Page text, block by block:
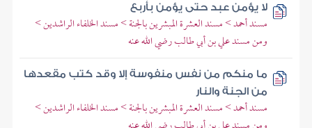
لا يؤمن عبد حتى يؤمن بأربع
مسند أحمد > مسند العشرة المبشرين بالجنة > مسند الخلفاء الراشدين >
ومن مسند علي بن أبي طالب رضي الله عنه
ما منكم من نفس منفوسة إلا وقد كتب مقعدها
من الجنة والنار
مسند أحمد > مسند العشرة المبشرين بالجنة > مسند الخلفاء الراشدين >